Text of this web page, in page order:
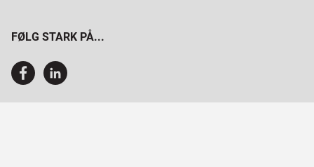
FØLG STARK PÅ...